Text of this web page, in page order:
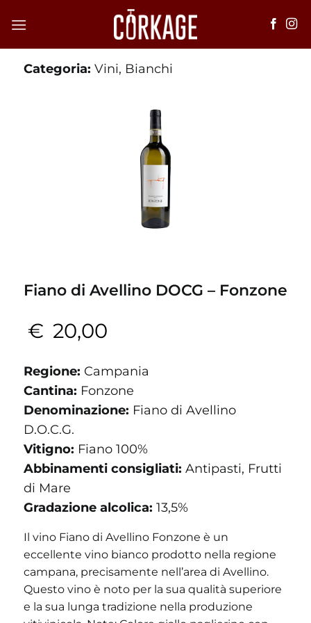
Categoria: Vini, Bianchi
Fiano di Avellino DOCG – Fonzone
€ 20,00
Regione: Campania
Cantina: Fonzone
Denominazione: Fiano di Avellino
D.O.C.G.
Vitigno: Fiano 100%
Abbinamenti consigliati: Antipasti, Frutti
di Mare
Gradazione alcolica: 13,5%
Il vino Fiano di Avellino Fonzone è un
eccellente vino bianco prodotto nella regione
campana, precisamente nell’area di Avellino.
Questo vino è noto per la sua qualità superiore
e la sua lunga tradizione nella produzione